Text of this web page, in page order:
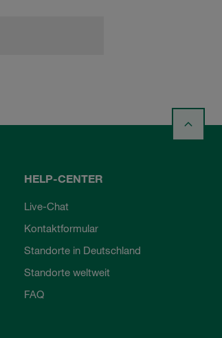
HELP-CENTER
Live-Chat
Kontaktformular
Standorte in Deutschland
Standorte weltweit
FAQ